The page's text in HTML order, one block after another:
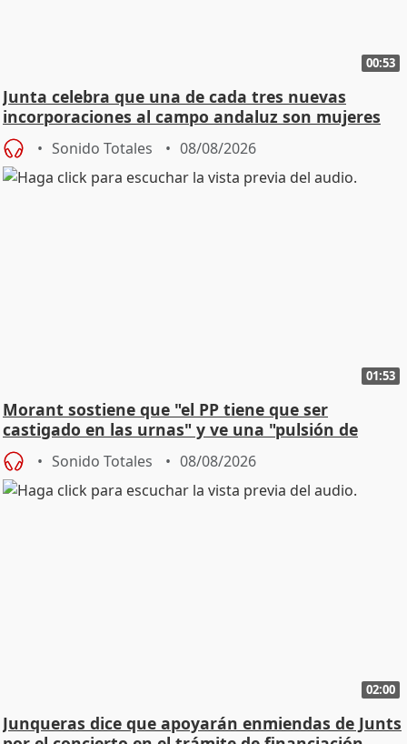
00:53
Junta celebra que una de cada tres nuevas
incorporaciones al campo andaluz son mujeres
jóvenes
Sonido Totales 08/08/2026
01:53
Morant sostiene que "el PP tiene que ser
castigado en las urnas" y ve una "pulsión de
cambio"
Sonido Totales 08/08/2026
02:00
Junqueras dice que apoyarán enmiendas de Junts